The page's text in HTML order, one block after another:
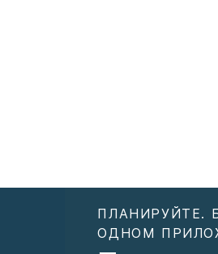
ПЛАНИРУЙТЕ.
ОДНОМ